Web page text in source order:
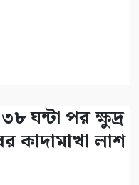
ঘন্টা পর ক্ষুদ্র
কাদামাখা লাশ